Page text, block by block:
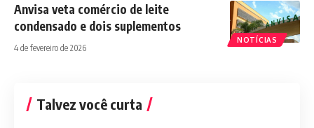
NOTÍCIAS
Anvisa veta comércio de leite
condensado e dois suplementos
4 de fevereiro de 2026
Talvez você curta